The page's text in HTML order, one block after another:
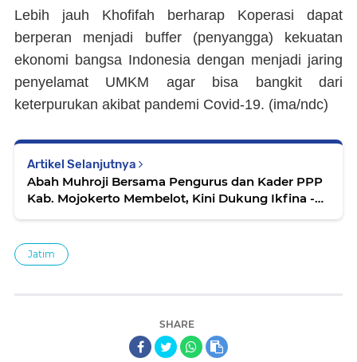
Lebih jauh Khofifah berharap Koperasi dapat
berperan menjadi buffer (penyangga) kekuatan
ekonomi bangsa Indonesia dengan menjadi jaring
penyelamat UMKM agar bisa bangkit dari
keterpurukan akibat pandemi Covid-19. (ima/ndc)
Artikel Selanjutnya
Abah Muhroji Bersama Pengurus dan Kader PPP
Kab. Mojokerto Membelot, Kini Dukung Ikfina -
Jatim
SHARE